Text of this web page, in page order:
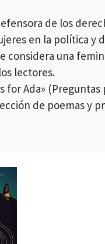
de los
en la política y
considera una
lectores.
for Ada»
de poemas y